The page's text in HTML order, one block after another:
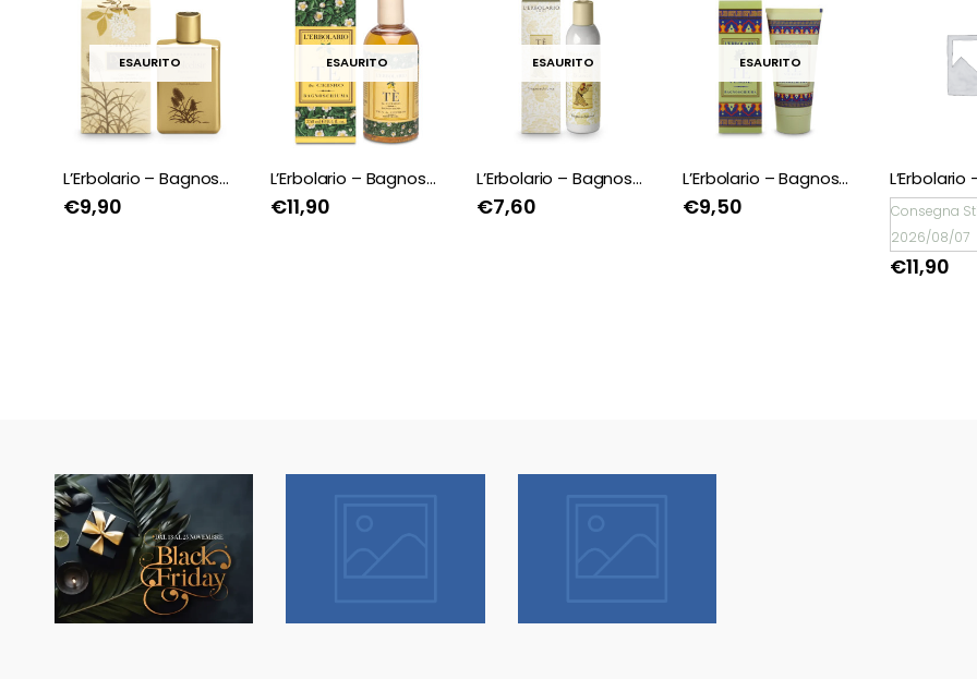
ESAURITO
L’Erbolario – Bagnoschiuma Tè & Cedro
€11,90
ESAURITO
L’Erbolario – Bagnoschiuma Tè Bianco
€7,60
ESAURITO
L’Erbolario – Bagnoschiuma Tè verde
€9,50
L’Erbolario – Bagnoschiuma Legni Fruttati
Consegna Stimata
€11,90